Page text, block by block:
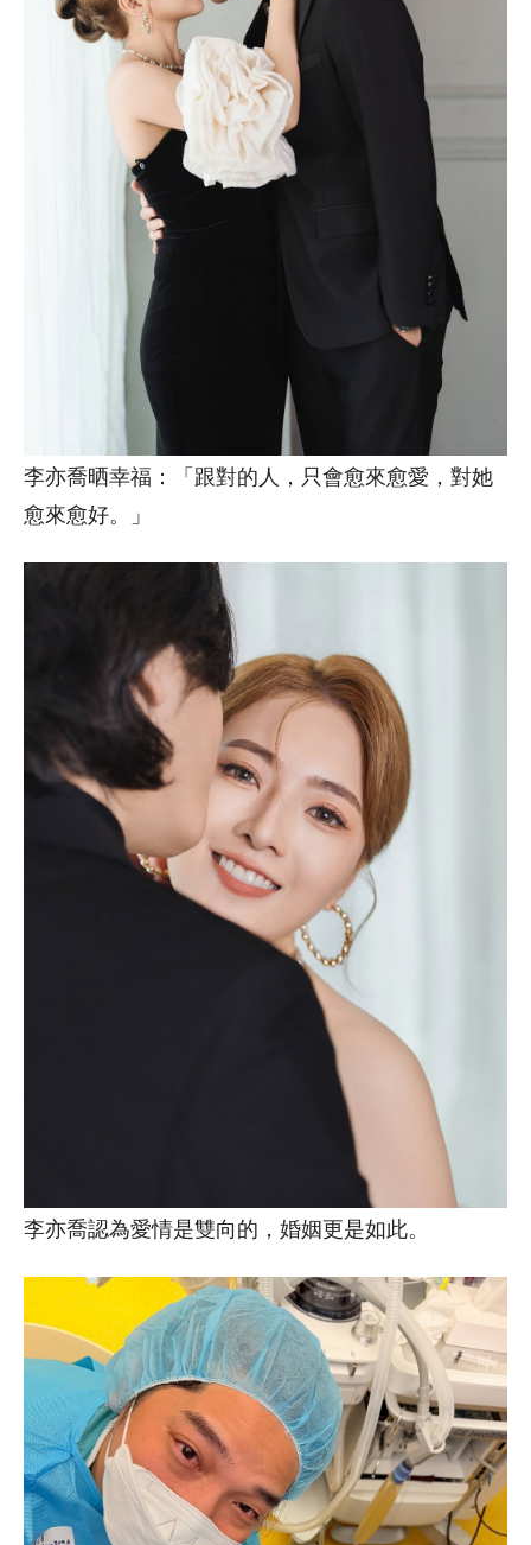
李亦喬晒幸福：「跟對的人，只會愈來愈愛，對她
愈來愈好。」
李亦喬認為愛情是雙向的，婚姻更是如此。